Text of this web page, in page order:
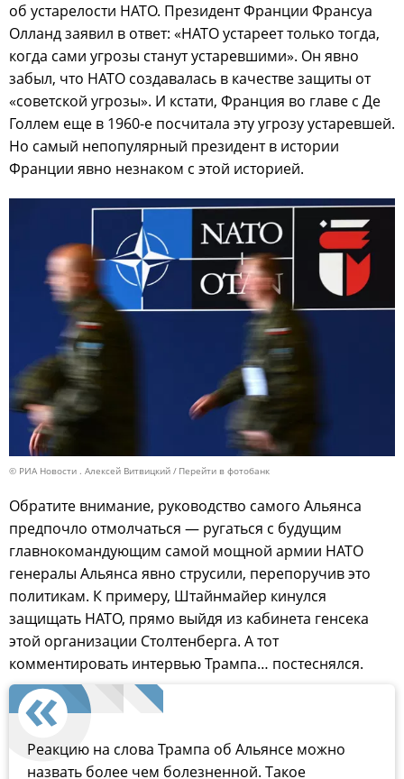
об устарелости НАТО. Президент Франции Франсуа
Олланд заявил в ответ: «НАТО устареет только тогда,
когда сами угрозы станут устаревшими». Он явно
забыл, что НАТО создавалась в качестве защиты от
«советской угрозы». И кстати, Франция во главе с Де
Голлем еще в 1960-е посчитала эту угрозу устаревшей.
Но самый непопулярный президент в истории
Франции явно незнаком с этой историей.
© РИА Новости . Алексей Витвицкий Перейти в фотобанк
Обратите внимание, руководство самого Альянса
предпочло отмолчаться — ругаться с будущим
главнокомандующим самой мощной армии НАТО
генералы Альянса явно струсили, перепоручив это
политикам. К примеру, Штайнмайер кинулся
защищать НАТО, прямо выйдя из кабинета генсека
этой организации Столтенберга. А тот
комментировать интервью Трампа… постеснялся.
Реакцию на слова Трампа об Альянсе можно
назвать более чем болезненной. Такое